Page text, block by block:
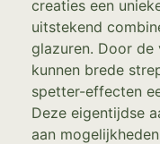
creaties een
uitstekend
glazuren. Door
kunnen brede
spetter-effecten
Deze eigentijdse
aan